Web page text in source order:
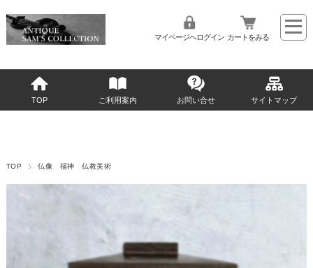
マイページへログイン カートをみる
TOP ご利用案内 お問い合せ サイトマップ
TOP 仏像 福神 仏教美術